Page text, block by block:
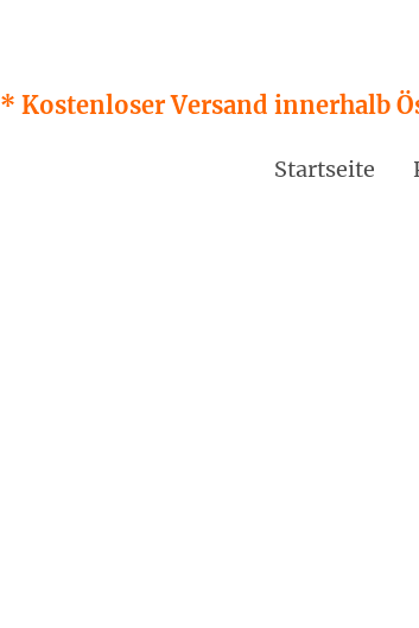
* Kostenloser Versand innerhalb
Startseite